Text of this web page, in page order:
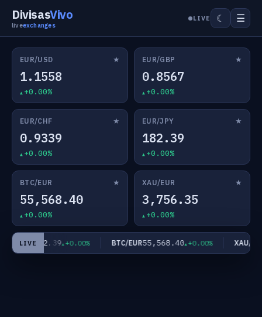
DivisasVivo
liveexchanges
LIVE ☾ ☰
EUR/USD ★
1.1558
+0.00%
EUR/GBP ★
0.8567
+0.00%
EUR/CHF ★
0.9339
+0.00%
EUR/JPY ★
182.39
+0.00%
BTC/EUR ★
55,568.40
+0.00%
XAU/EUR ★
3,756.35
+0.00%
LIVE
JPY182.39 +0.00% BTC/EUR55,568.40 +0.00% XAU/EUR